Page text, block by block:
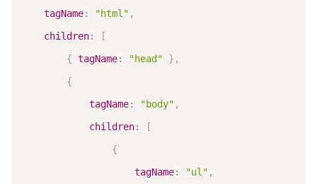
tagName: "html" ,
children:
[
{ tagName: "head" } ,
{
tagName: "body" ,
children:
[
{
tagName: "ul" ,